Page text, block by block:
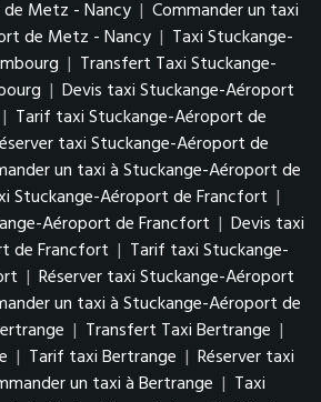
Metz - Nancy | Commander un taxi
de Metz - Nancy | Taxi Stuckange-
| Transfert Taxi Stuckange-
| Devis taxi Stuckange-Aéroport
| Tarif taxi Stuckange-Aéroport de
taxi Stuckange-Aéroport de
un taxi à Stuckange-Aéroport de
Stuckange-Aéroport de Francfort |
Aéroport de Francfort | Devis taxi
de Francfort | Tarif taxi Stuckange-
| Réserver taxi Stuckange-Aéroport
un taxi à Stuckange-Aéroport de
| Transfert Taxi Bertrange |
| Tarif taxi Bertrange | Réserver taxi
un taxi à Bertrange | Taxi